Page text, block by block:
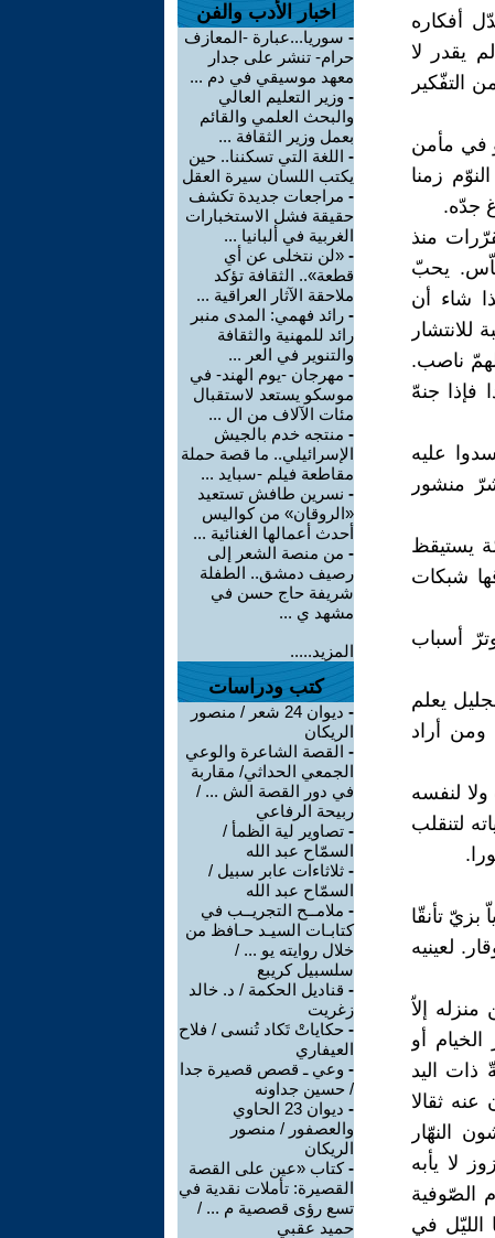
أفكاره
يقدر لا
التفّكير
في مأمن
زمنا
جدّه.
منذ
يحبّ
شاء أن
ناصب.
فإذا جنهّ
عليه
منشور
يستيقظ
شبكات
أسباب
يعلم
ومن أراد
لنفسه
لتنقلب
تأنقّا
لعينيه
إلاّ
أو
ذات اليد
ثقالا
النهّار
لا يأبه
الصّوفية
الليّل في
اخبار الأدب والفن
- سوريا...عبارة -المعازف
حرام- تنشر على جدار
معهد موسيقي في دم ...
- وزير التعليم العالي
والبحث العلمي والقائم
بعمل وزير الثقافة ...
- اللغة التي تسكننا.. حين
يكتب اللسان سيرة العقل
- مراجعات جديدة تكشف
حقيقة فشل الاستخبارات
الغربية في ألبانيا ...
- «لن نتخلى عن أي
قطعة».. الثقافة تؤكد
ملاحقة الآثار العراقية ...
- رائد فهمي: المدى منبر
رائد للمهنية والثقافة
والتنوير في العر ...
- مهرجان -يوم الهند- في
موسكو يستعد لاستقبال
مئات الآلاف من ال ...
- منتجه خدم بالجيش
الإسرائيلي.. ما قصة حملة
مقاطعة فيلم -سبايد ...
- نسرين طافش تستعيد
«الروقان» من كواليس
أحدث أعمالها الغنائية ...
- من منصة الشعر إلى
رصيف دمشق.. الطفلة
شريفة حاج حسن في
مشهد ي ...
المزيد.....
كتب ودراسات
-
ديوان 24 شعر / منصور
الريكان
- القصة الشاعرة والوعي
الجمعي الحداثي/ مقاربة
في دور القصة الش ... /
ربيحة الرفاعي
- تصاوير لية الظمأ /
السمّاح عبد الله
- ثلاثاءات عابر سبيل /
السمّاح عبد الله
- ملامــح التجريــب في
كتابـات السيـد حـافظ من
خلال روايته يو ... /
سلسبيل كريبع
- قناديل الحكمة / د. خالد
زغريت
- حكاياتْ تَكاد تُنسى / فلاح
العيفاري
- وعي ـ قصص قصيرة جدا
/ حسين جداونه
-
ديوان 23 الحاوي
والعصفور / منصور
الريكان
-كتاب «عين على القصة
القصيرة: تأملات نقدية في
تسع رؤى قصصية م ... /
حميد عقبي